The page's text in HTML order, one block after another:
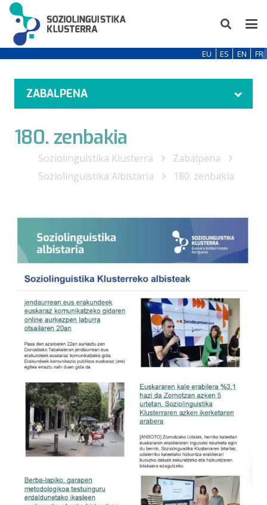
EU ES EN FR
ZABALPENA
180. zenbakia
Soziolinguistika Klusterra
Zabalpena
Soziolinguistika Albistaria
180. zenbakia